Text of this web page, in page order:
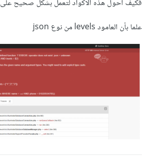
فكيف أحول هذه الاكواد لتعمل بشكل صحيح على posgresql?
علما بأن العامود levels من نوع json